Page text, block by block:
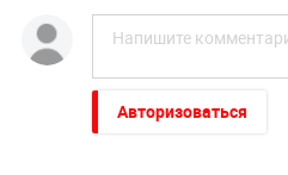
Авторизоваться